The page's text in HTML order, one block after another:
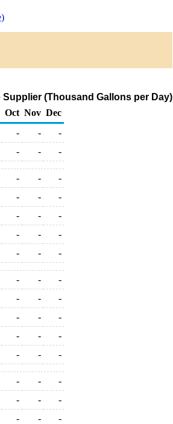
(Thousand Gallons per Day)
Oct Nov Dec
- -
-
- - -
- -
-
- -
-
- -
-
- -
-
- - -
- -
-
- -
-
- -
-
- -
-
- - -
- -
-
- -
-
- -
-